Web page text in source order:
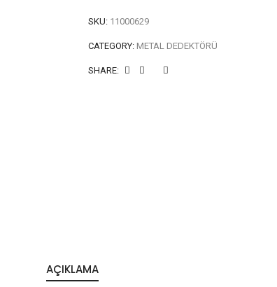
SKU: 11000629
CATEGORY: METAL DEDEKTÖRÜ
SHARE:
AÇIKLAMA